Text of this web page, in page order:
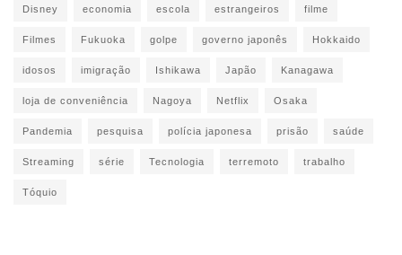
Disney economia escola estrangeiros filme
Filmes Fukuoka golpe governo japonês Hokkaido
idosos imigração Ishikawa Japão Kanagawa
loja de conveniência Nagoya Netflix Osaka
Pandemia pesquisa polícia japonesa prisão saúde
Streaming série Tecnologia terremoto trabalho
Tóquio